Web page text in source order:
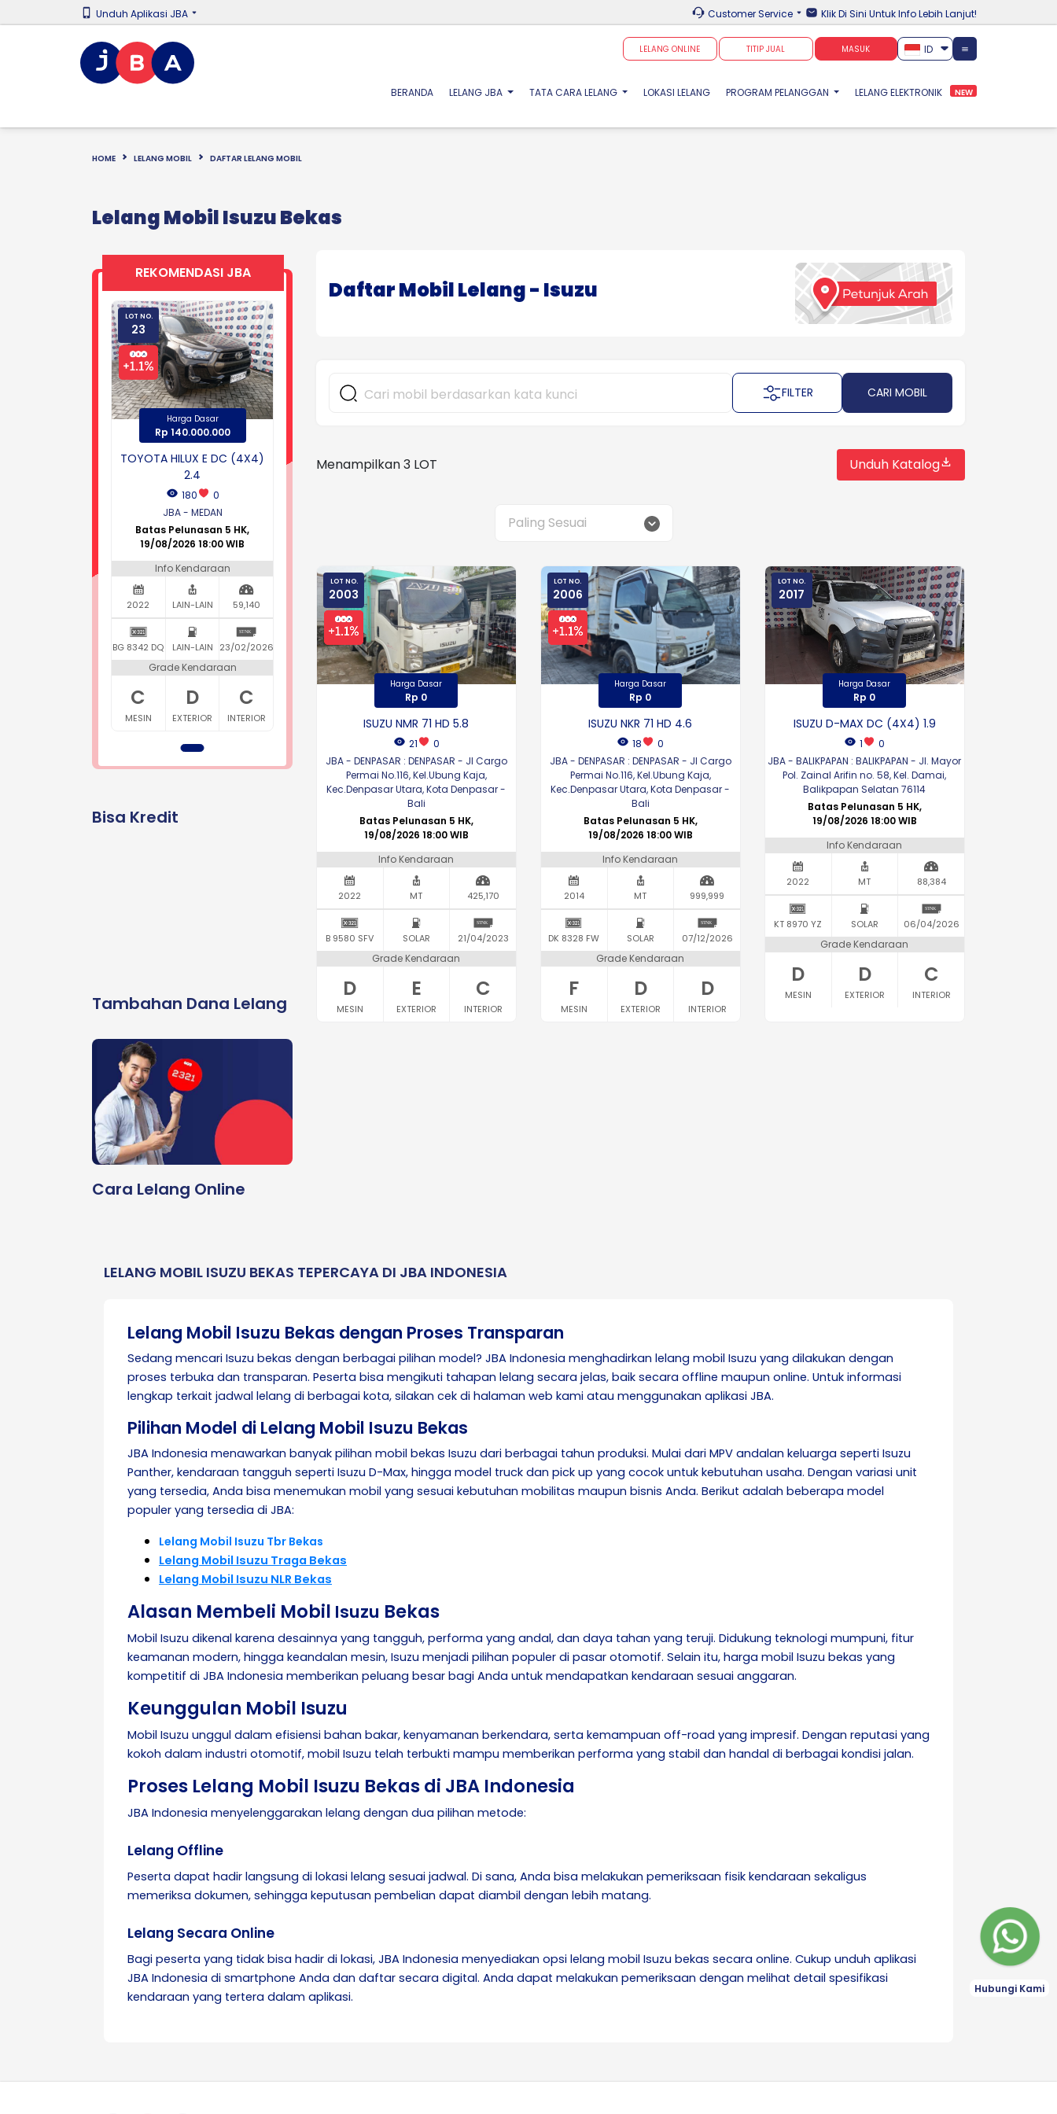
Unduh Aplikasi JBA Customer Service Klik Di Sini Untuk Info Lebih Lanjut!
LELANG ONLINE TITIP JUAL MASUK ID
BERANDA(CURRENT)
LELANG JBA TATA CARA LELANG LOKASI LELANG PROGRAM PELANGGAN LELANG ELEKTRONIK NEW
HOME LELANG MOBIL DAFTAR LELANG MOBIL
Lelang Mobil Isuzu Bekas
REKOMENDASI JBA
LOT NO.
23
Harga Dasar
Rp 140.000.000
TOYOTA HILUX E DC (4X4)
2.4
180
0
JBA - MEDAN
Batas Pelunasan 5 HK,
19/08/2026 18:00 WIB
Info Kendaraan
2022 LAIN-LAIN 59,140
BG 8342 DQ LAIN-LAIN 23/02/2026
Grade Kendaraan
C
MESIN
D
EXTERIOR
C
INTERIOR
Bisa Kredit
Tambahan Dana Lelang
Cara Lelang Online
Daftar Mobil Lelang - Isuzu
FILTER CARI MOBIL
Menampilkan 3 LOT Unduh Katalog
Paling Sesuai
LOT NO.
2003
Harga Dasar
Rp 0
ISUZU NMR 71 HD 5.8
21
0
JBA - DENPASAR : DENPASAR - Jl Cargo
Permai No.116, Kel.Ubung Kaja,
Kec.Denpasar Utara, Kota Denpasar -
Bali
Batas Pelunasan 5 HK,
19/08/2026 18:00 WIB
Info Kendaraan
2022 MT 425,170
B 9580 SFV SOLAR 21/04/2023
Grade Kendaraan
D
MESIN
E
EXTERIOR
C
INTERIOR
LOT NO.
2006
Harga Dasar
Rp 0
ISUZU NKR 71 HD 4.6
18
0
JBA - DENPASAR : DENPASAR - Jl Cargo
Permai No.116, Kel.Ubung Kaja,
Kec.Denpasar Utara, Kota Denpasar -
Bali
Batas Pelunasan 5 HK,
19/08/2026 18:00 WIB
Info Kendaraan
2014 MT 999,999
DK 8328 FW SOLAR 07/12/2026
Grade Kendaraan
F
MESIN
D
EXTERIOR
D
INTERIOR
LOT NO.
2017
Harga Dasar
Rp 0
ISUZU D-MAX DC (4X4) 1.9
1
0
JBA - BALIKPAPAN : BALIKPAPAN - Jl. Mayor
Pol. Zainal Arifin no. 58, Kel. Damai,
Balikpapan Selatan 76114
Batas Pelunasan 5 HK,
19/08/2026 18:00 WIB
Info Kendaraan
2022 MT 88,384
KT 8970 YZ SOLAR 06/04/2026
Grade Kendaraan
D
MESIN
D
EXTERIOR
C
INTERIOR
LELANG MOBIL ISUZU BEKAS TEPERCAYA DI JBA INDONESIA
Lelang Mobil Isuzu Bekas dengan Proses Transparan
Sedang mencari Isuzu bekas dengan berbagai pilihan model? JBA Indonesia menghadirkan lelang mobil Isuzu yang dilakukan dengan
proses terbuka dan transparan. Peserta bisa mengikuti tahapan lelang secara jelas, baik secara offline maupun online. Untuk informasi
lengkap terkait jadwal lelang di berbagai kota, silakan cek di halaman web kami atau menggunakan aplikasi JBA.
Pilihan Model di Lelang Mobil Isuzu Bekas
JBA Indonesia menawarkan banyak pilihan mobil bekas Isuzu dari berbagai tahun produksi. Mulai dari MPV andalan keluarga seperti Isuzu
Panther, kendaraan tangguh seperti Isuzu D-Max, hingga model truck dan pick up yang cocok untuk kebutuhan usaha. Dengan variasi unit
yang tersedia, Anda bisa menemukan mobil yang sesuai kebutuhan mobilitas maupun bisnis Anda. Berikut adalah beberapa model
populer yang tersedia di JBA:
Lelang Mobil Isuzu Tbr Bekas
Lelang Mobil Isuzu Traga Bekas
Lelang Mobil Isuzu NLR Bekas
Alasan Membeli Mobil Isuzu Bekas
Mobil Isuzu dikenal karena desainnya yang tangguh, performa yang andal, dan daya tahan yang teruji. Didukung teknologi mumpuni, fitur
keamanan modern, hingga keandalan mesin, Isuzu menjadi pilihan populer di pasar otomotif. Selain itu, harga mobil Isuzu bekas yang
kompetitif di JBA Indonesia memberikan peluang besar bagi Anda untuk mendapatkan kendaraan sesuai anggaran.
Keunggulan Mobil Isuzu
Mobil Isuzu unggul dalam efisiensi bahan bakar, kenyamanan berkendara, serta kemampuan off-road yang impresif. Dengan reputasi yang
kokoh dalam industri otomotif, mobil Isuzu telah terbukti mampu memberikan performa yang stabil dan handal di berbagai kondisi jalan.
Proses Lelang Mobil Isuzu Bekas di JBA Indonesia
JBA Indonesia menyelenggarakan lelang dengan dua pilihan metode:
Lelang Offline
Peserta dapat hadir langsung di lokasi lelang sesuai jadwal. Di sana, Anda bisa melakukan pemeriksaan fisik kendaraan sekaligus
memeriksa dokumen, sehingga keputusan pembelian dapat diambil dengan lebih matang.
Lelang Secara Online
Bagi peserta yang tidak bisa hadir di lokasi, JBA Indonesia menyediakan opsi lelang mobil Isuzu bekas secara online. Cukup unduh aplikasi
JBA Indonesia di smartphone Anda dan daftar secara digital. Anda dapat melakukan pemeriksaan dengan melihat detail spesifikasi
kendaraan yang tertera dalam aplikasi.
Hubungi Kami